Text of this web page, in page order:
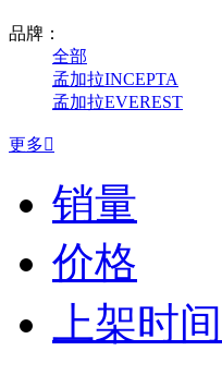
品牌：
全部
孟加拉INCEPTA
孟加拉EVEREST
更多
销量
价格
上架时间